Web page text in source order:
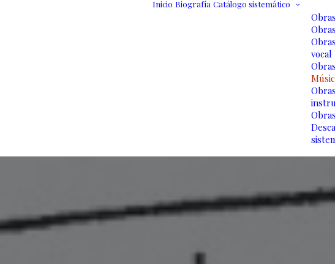
Inicio Biografía Catálogo sistemático
vocal